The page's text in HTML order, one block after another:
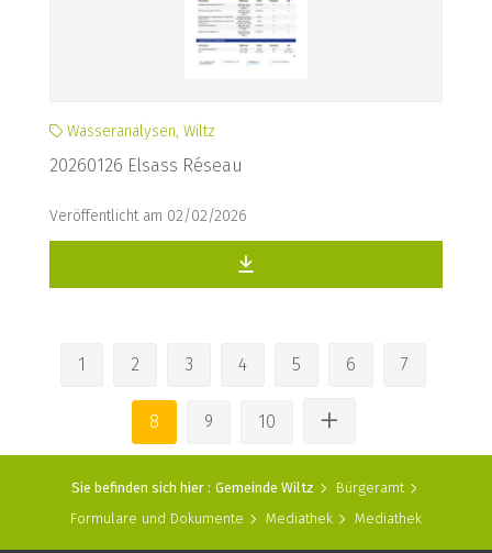
Wasseranalysen, Wiltz
20260126 Elsass Réseau
Veröffentlicht am 02/02/2026
1 2 3 4 5 6 7
8 9 10
Sie befinden sich hier : Gemeinde Wiltz
Bürgeramt
Formulare und Dokumente
Mediathek Mediathek